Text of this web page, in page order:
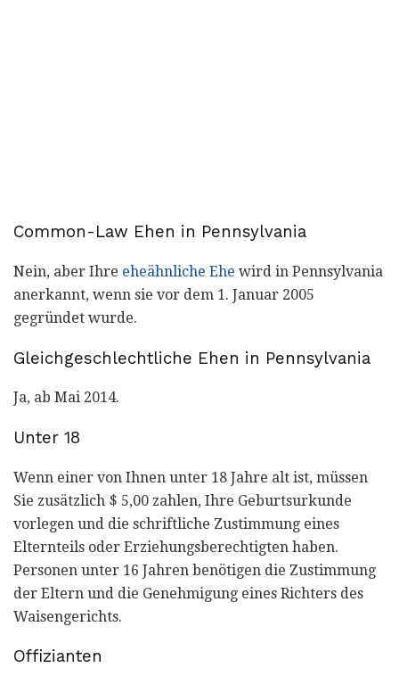
Common-Law Ehen in Pennsylvania
Nein, aber Ihre eheähnliche Ehe wird in Pennsylvania
anerkannt, wenn sie vor dem 1. Januar 2005
gegründet wurde.
Gleichgeschlechtliche Ehen in Pennsylvania
Ja, ab Mai 2014.
Unter 18
Wenn einer von Ihnen unter 18 Jahre alt ist, müssen
Sie zusätzlich $ 5,00 zahlen, Ihre Geburtsurkunde
vorlegen und die schriftliche Zustimmung eines
Elternteils oder Erziehungsberechtigten haben.
Personen unter 16 Jahren benötigen die Zustimmung
der Eltern und die Genehmigung eines Richters des
Waisengerichts.
Offizianten